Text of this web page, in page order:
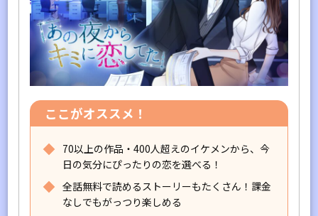
ここがオススメ！
70以上の作品・400人超えのイケメンから、今
日の気分にぴったりの恋を選べる！
全話無料で読めるストーリーもたくさん！課金
なしでもがっつり楽しめる